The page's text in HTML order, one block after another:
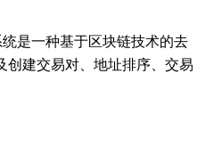
是一种基于区块链技术的去
创建交易对、地址排序、交易